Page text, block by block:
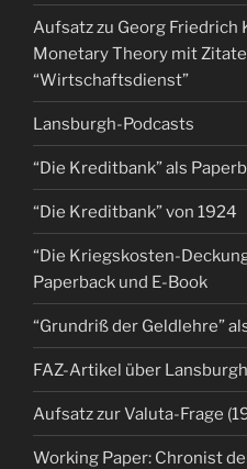
Aufsatz zu Georg Friedrich
Monetary Theory mit
“Wirtschaftsdienst”
Lansburgh-Podcasts
“Die Kreditbank” als
“Die Kreditbank” von 1924
“Die Kriegskosten-
Paperback und E-Book
“Grundriß der Geldlehre”
FAZ-Artikel über Lansburgh
Aufsatz zur Valuta-Frage
Working Paper: Chronist